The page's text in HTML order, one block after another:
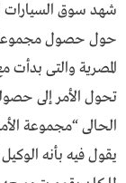
شهد سوق السيارات
المصرية والتى بدأت
تحول الأمر إلى
الحالى “مجموعة
يقول فيه بأنه